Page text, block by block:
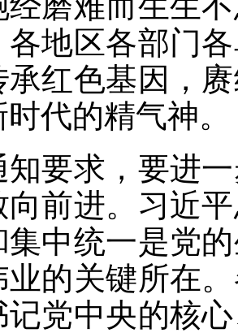
各地区各部门
承红色基因，
代的精气神。
求，要进一
向前进。习近
集中统一是党
业的关键所在
记党中央的核